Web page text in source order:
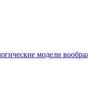
модели